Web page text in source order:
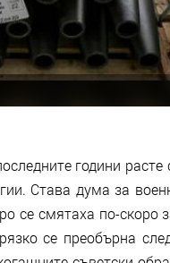
години
Става дума за
се смятаха по-скоро
се преобърна